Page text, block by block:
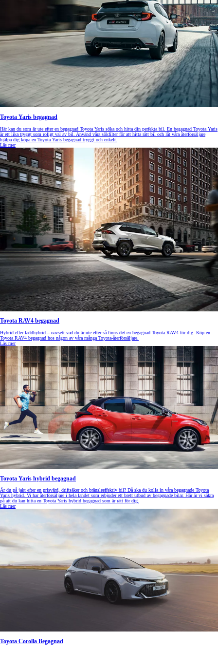
Toyota Yaris begagnad
Här kan du som är ute efter en begagnad Toyota Yaris söka och hitta din perfekta bil. En begagnad Toyota Yaris
är ett lika tryggt som roligt val av bil. Använd våra sökfilter för att hitta rätt bil och låt våra återförsäljare
hjälpa dig köpa en Toyota Yaris begagnad tryggt och enkelt.
Läs mer
Toyota RAV4 begagnad
Hybrid eller laddhybrid – oavsett vad du är ute efter så finns det en begagnad Toyota RAV4 för dig. Köp en
Toyota RAV4 begagnad hos någon av våra många Toyota-återförsäljare.
Läs mer
Toyota Yaris hybrid begagnad
Är du på jakt efter en prisvärd, driftsäker och bränsleeffektiv bil? Då ska du kolla in våra begagnade Toyota
Yaris hybrid. Vi har återförsäljare i hela landet som erbjuder ett brett utbud av begagnade bilar. Här är vi säkra
på att du kan hitta en Toyota Yaris hybrid begagnad som är rätt för dig.
Läs mer
Toyota Corolla Begagnad